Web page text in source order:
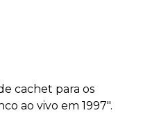
cachet para os
ao vivo em 1997".